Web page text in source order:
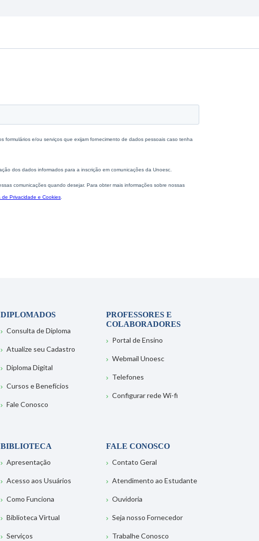
DIPLOMADOS
Consulta de Diploma
Atualize seu Cadastro
Diploma Digital
Cursos e Benefícios
Fale Conosco
PROFESSORES E
COLABORADORES
Portal de Ensino
Webmail Unoesc
Telefones
Configurar rede Wi-fi
BIBLIOTECA
Apresentação
Acesso aos Usuários
Como Funciona
Biblioteca Virtual
Serviços
FALE CONOSCO
Contato Geral
Atendimento ao Estudante
Ouvidoria
Seja nosso Fornecedor
Trabalhe Conosco